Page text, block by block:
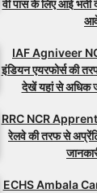
वीं पास के लिए आई
IAF Agniveer
इंडियन एयरफोर्स की
देखें यहां से अधिक
RRC NCR
रेलवे की तरफ से
ECHS Ambala